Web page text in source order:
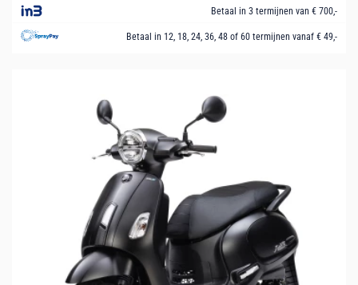
Betaal in 3 termijnen van € 700,-
Betaal in 12, 18, 24, 36, 48 of 60 termijnen vanaf € 49,-